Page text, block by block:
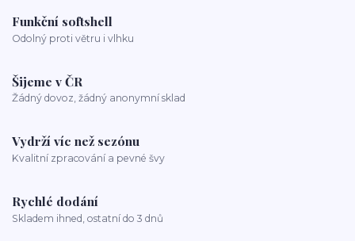
Funkční softshell
Odolný proti větru i vlhku
Šijeme v ČR
Žádný dovoz, žádný anonymní sklad
Vydrží víc než sezónu
Kvalitní zpracování a pevné švy
Rychlé dodání
Skladem ihned, ostatní do 3 dnů